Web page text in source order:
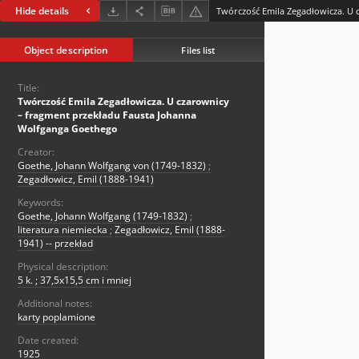
Hide details
Object description Files list
Title:
Twórczość Emila Zegadłowicza. U czarownicy
– fragment przekładu Fausta Johanna
Wolfganga Goethego
Creator:
Goethe, Johann Wolfgang von (1749-1832) ;
Zegadłowicz, Emil (1888-1941)
Keywords:
Goethe, Johann Wolfgang (1749-1832) ;
literatura niemiecka ; Zegadłowicz, Emil (1888-
1941) -- przekład
Physical description:
5 k. ; 37,5x15,5 cm i mniej
Additional notes:
karty poplamione
Date created:
1925